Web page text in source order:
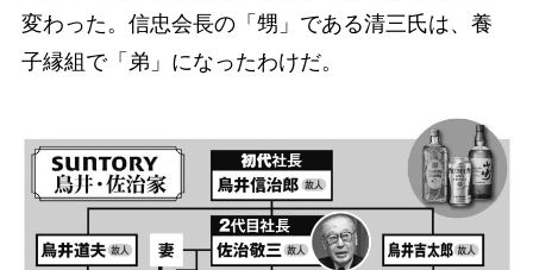
変わった。信忠会長の「甥」である清三氏は、養
子縁組で「弟」になったわけだ。